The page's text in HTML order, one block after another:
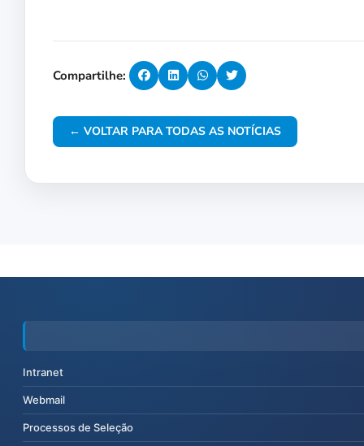
Compartilhe:
← VOLTAR PARA TODAS AS NOTÍCIAS
Intranet
Webmail
Processos de Seleção